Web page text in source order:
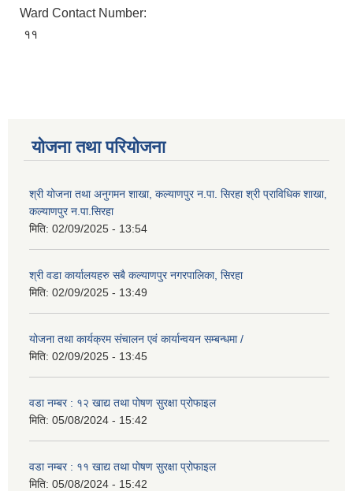
Ward Contact Number:
११
योजना तथा परियोजना
श्री योजना तथा अनुगमन शाखा, कल्याणपुर न.पा. सिरहा श्री प्राविधिक शाखा,
कल्याणपुर न.पा.सिरहा
मिति: 02/09/2025 - 13:54
श्री वडा कार्यालयहरु सबै कल्याणपुर नगरपालिका, सिरहा
मिति: 02/09/2025 - 13:49
योजना तथा कार्यक्रम संचालन एवं कार्यान्वयन सम्बन्धमा /
मिति: 02/09/2025 - 13:45
वडा नम्बर : १२ खाद्य तथा पोषण सुरक्षा प्रोफाइल
मिति: 05/08/2024 - 15:42
वडा नम्बर : ११ खाद्य तथा पोषण सुरक्षा प्रोफाइल
मिति: 05/08/2024 - 15:42